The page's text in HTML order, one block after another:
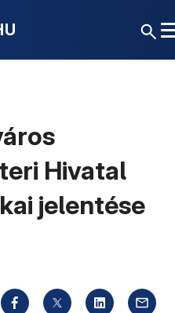
Hivatal
jelentése